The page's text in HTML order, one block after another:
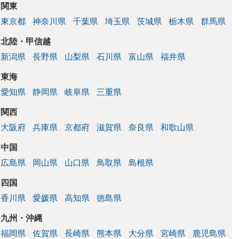
関東
東京都
神奈川県 千葉県 埼玉県 茨城県 栃木県 群馬県
北陸・甲信越
新潟県
長野県 山梨県 石川県 富山県 福井県
東海
愛知県
静岡県 岐阜県 三重県
関西
大阪府
兵庫県 京都府 滋賀県 奈良県 和歌山県
中国
広島県
岡山県 山口県 鳥取県 島根県
四国
香川県
愛媛県 高知県 徳島県
九州・沖縄
福岡県
佐賀県 長崎県 熊本県 大分県 宮崎県 鹿児島県